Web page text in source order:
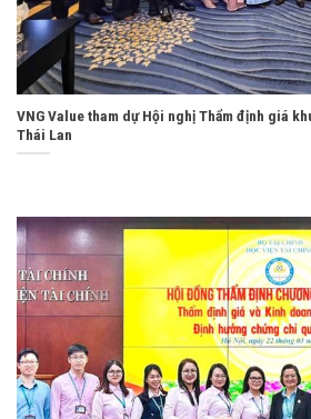
VNG Value tham dự Hội nghị Thẩm định giá
Thái Lan